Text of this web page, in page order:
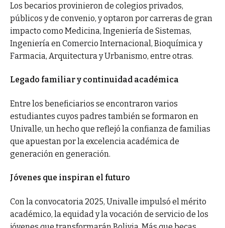
Los becarios provinieron de colegios privados,
públicos y de convenio, y optaron por carreras de gran
impacto como Medicina, Ingeniería de Sistemas,
Ingeniería en Comercio Internacional, Bioquímica y
Farmacia, Arquitectura y Urbanismo, entre otras.
Legado familiar y continuidad académica
Entre los beneficiarios se encontraron varios
estudiantes cuyos padres también se formaron en
Univalle, un hecho que reflejó la confianza de familias
que apuestan por la excelencia académica de
generación en generación.
Jóvenes que inspiran el futuro
Con la convocatoria 2025, Univalle impulsó el mérito
académico, la equidad y la vocación de servicio de los